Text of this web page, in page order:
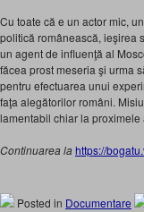
Cu toate că e un actor mic,
politică românească, ieşirea
un agent de influenţă al
făcea prost meseria şi urma
pentru efectuarea unui
faţa alegătorilor români.
lamentabil chiar la proximele
Continuarea lahttps://
Posted in Documentare